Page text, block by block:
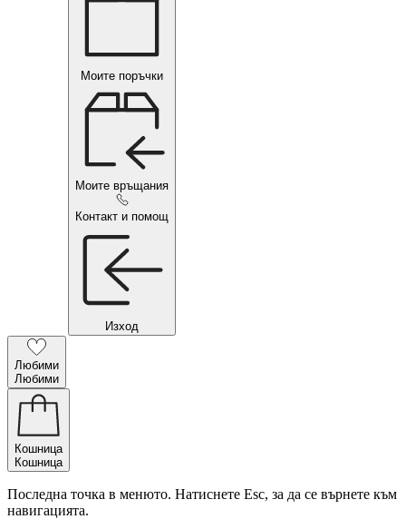
Моите поръчки
Моите връщания
Контакт и помощ
Изход
Любими
Любими
Кошница
Кошница
Последна точка в менюто. Натиснете Esc, за да се върнете към
навигацията.